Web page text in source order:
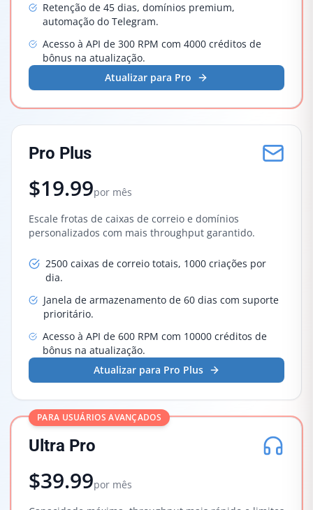
Retenção de 45 dias, domínios premium,
automação do Telegram.
Acesso à API de 300 RPM com 4000 créditos de
bônus na atualização.
Atualizar para Pro
Pro Plus
$19.99por mês
Escale frotas de caixas de correio e domínios
personalizados com mais throughput garantido.
2500 caixas de correio totais, 1000 criações por
dia.
Janela de armazenamento de 60 dias com suporte
prioritário.
Acesso à API de 600 RPM com 10000 créditos de
bônus na atualização.
Atualizar para Pro Plus
PARA USUÁRIOS AVANÇADOS
Ultra Pro
$39.99por mês